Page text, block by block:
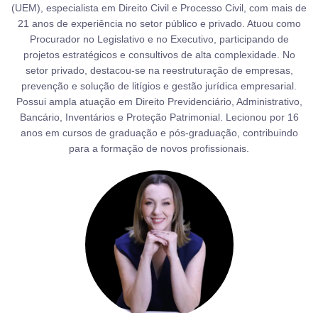
(UEM), especialista em Direito Civil e Processo Civil, com mais de
21 anos de experiência no setor público e privado. Atuou como
Procurador no Legislativo e no Executivo, participando de
projetos estratégicos e consultivos de alta complexidade. No
setor privado, destacou-se na reestruturação de empresas,
prevenção e solução de litígios e gestão jurídica empresarial.
Possui ampla atuação em Direito Previdenciário, Administrativo,
Bancário, Inventários e Proteção Patrimonial. Lecionou por 16
anos em cursos de graduação e pós-graduação, contribuindo
para a formação de novos profissionais.